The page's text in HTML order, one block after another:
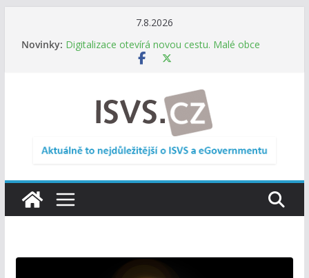
7.8.2026
Novinky: novou mobilní aplikaci
Digitalizace otevírá novou cestu. Malé obce
veřejnost do testování digitálních služeb
DIA: Informační systém dlouhodobého řízení
(ISDŘ) je od července v plném provozu
zveřejnil materiály z nového jednání